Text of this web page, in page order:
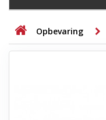
STUE
Opbevaring